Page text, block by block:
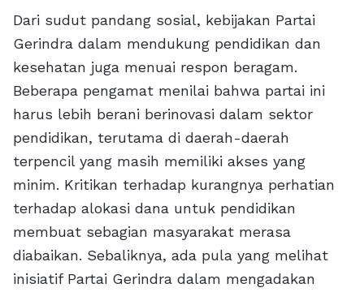
Dari sudut pandang sosial, kebijakan Partai
Gerindra dalam mendukung pendidikan dan
kesehatan juga menuai respon beragam.
Beberapa pengamat menilai bahwa partai ini
harus lebih berani berinovasi dalam sektor
pendidikan, terutama di daerah-daerah
terpencil yang masih memiliki akses yang
minim. Kritikan terhadap kurangnya perhatian
terhadap alokasi dana untuk pendidikan
membuat sebagian masyarakat merasa
diabaikan. Sebaliknya, ada pula yang melihat
inisiatif Partai Gerindra dalam mengadakan